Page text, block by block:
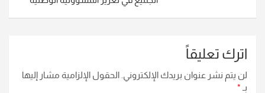
اترك تعليقاً
لن يتم نشر عنوان بريدك الإلكتروني. الحقول الإلزامية مشار إليها
بـ *